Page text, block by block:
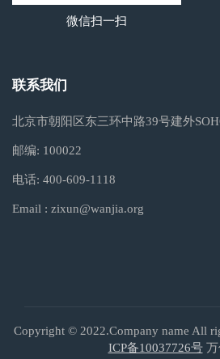
微信扫一扫
联系我们
北京市朝阳区东三环中路39号建外
邮编: 100022
电话: 400-609-1118
Email : zixun@wanjia.org
Copyright © 2022.Company name All
ICP备10037726号万